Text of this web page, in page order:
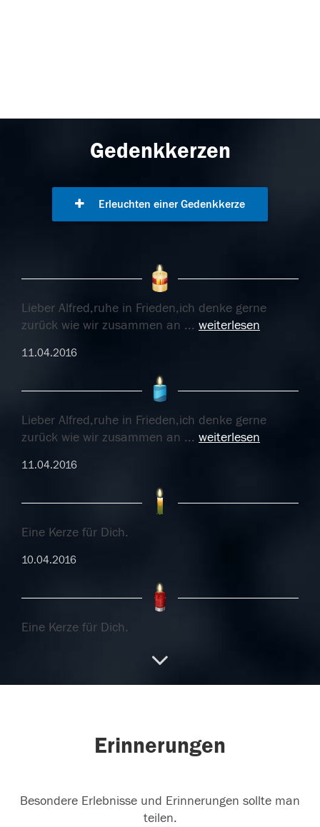
Gedenkkerzen
Erleuchten einer Gedenkkerze
Lieber Alfred,ruhe in Frieden,ich denke gerne
zurück wie wir zusammen an ... weiterlesen
11.04.2016
Lieber Alfred,ruhe in Frieden,ich denke gerne
zurück wie wir zusammen an ... weiterlesen
11.04.2016
Eine Kerze für Dich.
10.04.2016
Eine Kerze für Dich.
Erinnerungen
Besondere Erlebnisse und Erinnerungen sollte man
teilen.